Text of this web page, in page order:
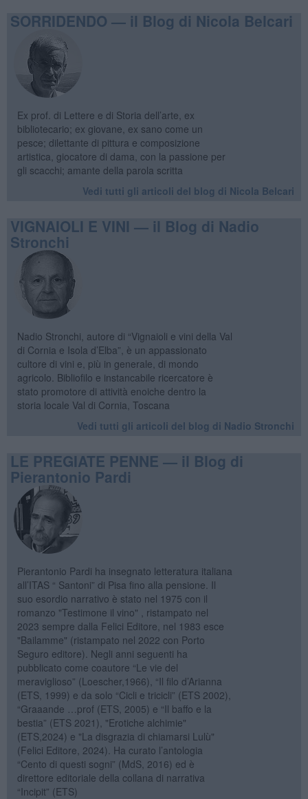
SORRIDENDO — il Blog di Nicola Belcari
Ex prof. di Lettere e di Storia dell’arte, ex
bibliotecario; ex giovane, ex sano come un
pesce; dilettante di pittura e composizione
artistica, giocatore di dama, con la passione per
gli scacchi; amante della parola scritta
Vedi tutti gli articoli del blog di Nicola Belcari
VIGNAIOLI E VINI — il Blog di Nadio
Stronchi
Nadio Stronchi, autore di “Vignaioli e vini della Val
di Cornia e Isola d’Elba”, è un appassionato
cultore di vini e, più in generale, di mondo
agricolo. Bibliofilo e instancabile ricercatore è
stato promotore di attività enoiche dentro la
storia locale Val di Cornia, Toscana
Vedi tutti gli articoli del blog di Nadio Stronchi
LE PREGIATE PENNE — il Blog di
Pierantonio Pardi
Pierantonio Pardi ha insegnato letteratura italiana
all’ITAS “ Santoni” di Pisa fino alla pensione. Il
suo esordio narrativo è stato nel 1975 con il
romanzo "Testimone il vino" , ristampato nel
2023 sempre dalla Felici Editore, nel 1983 esce
"Bailamme" (ristampato nel 2022 con Porto
Seguro editore). Negli anni seguenti ha
pubblicato come coautore “Le vie del
meraviglioso” (Loescher,1966), “Il filo d’Arianna
(ETS, 1999) e da solo “Cicli e tricicli” (ETS 2002),
“Graaande …prof (ETS, 2005) e “Il baffo e la
bestia” (ETS 2021), "Erotiche alchimie"
(ETS,2024) e "La disgrazia di chiamarsi Lulù"
(Felici Editore, 2024). Ha curato l’antologia
“Cento di questi sogni” (MdS, 2016) ed è
direttore editoriale della collana di narrativa
“Incipit” (ETS)